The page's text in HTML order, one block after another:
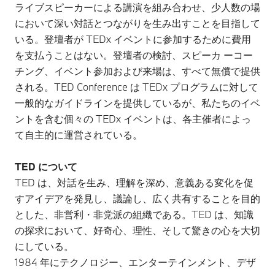
ライブスピーカーによる講演を組み合わせ、少人数の場
において深い対話とつながりを生み出すことを目指して
いる。登壇者が TEDx イベントに参加するために費用
を支払うことはない。登壇者の検討、スピーカ ーコー
チング、イベント参加および来場は、すべて無償で提供
される。TED Conference は TEDx プログラムに対して
一般的なガイドラインを提供しているが、私たちのイベ
ントを含む個々の TEDx イベントは、各主催者によっ
て自主的に運営されている。
TED について
TED は、対話を生み、理解を深め、意義ある変化を促
すアイデアを発見し、議論し、広く共有することを目的
とした、非営利・非党派の組織である。TED は、知識
の探求において、好奇心、理性、そして驚きの心を大切
にしている。
1984 年にテクノロジー、エンターテインメント、デザ